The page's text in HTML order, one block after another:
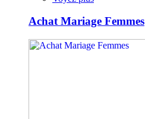
Achat Mariage Femmes